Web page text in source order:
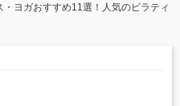
・ヨガおすすめ11選！人気のピラティ